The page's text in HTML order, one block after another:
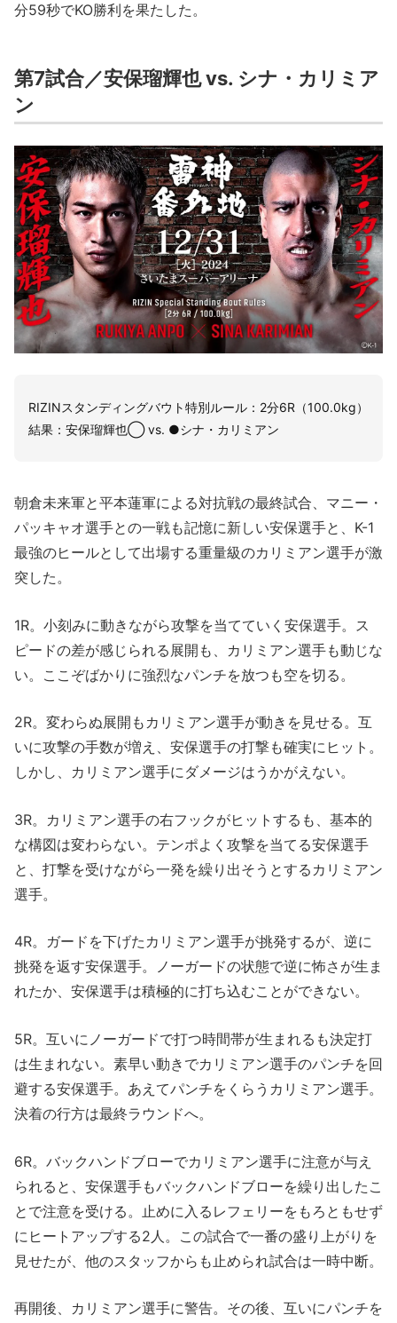
分59秒でKO勝利を果たした。
第7試合／安保瑠輝也 vs. シナ・カリミア
ン
RIZINスタンディングバウト特別ルール：2分6R（100.0kg）
結果：安保瑠輝也◯ vs. ●シナ・カリミアン
朝倉未来軍と平本蓮軍による対抗戦の最終試合、マニー・
パッキャオ選手との一戦も記憶に新しい安保選手と、K-1
最強のヒールとして出場する重量級のカリミアン選手が激
突した。
1R。小刻みに動きながら攻撃を当てていく安保選手。ス
ピードの差が感じられる展開も、カリミアン選手も動じな
い。ここぞばかりに強烈なパンチを放つも空を切る。
2R。変わらぬ展開もカリミアン選手が動きを見せる。互
いに攻撃の手数が増え、安保選手の打撃も確実にヒット。
しかし、カリミアン選手にダメージはうかがえない。
3R。カリミアン選手の右フックがヒットするも、基本的
な構図は変わらない。テンポよく攻撃を当てる安保選手
と、打撃を受けながら一発を繰り出そうとするカリミアン
選手。
4R。ガードを下げたカリミアン選手が挑発するが、逆に
挑発を返す安保選手。ノーガードの状態で逆に怖さが生ま
れたか、安保選手は積極的に打ち込むことができない。
5R。互いにノーガードで打つ時間帯が生まれるも決定打
は生まれない。素早い動きでカリミアン選手のパンチを回
避する安保選手。あえてパンチをくらうカリミアン選手。
決着の行方は最終ラウンドへ。
6R。バックハンドブローでカリミアン選手に注意が与え
られると、安保選手もバックハンドブローを繰り出したこ
とで注意を受ける。止めに入るレフェリーをもろともせず
にヒートアップする2人。この試合で一番の盛り上がりを
見せたが、他のスタッフからも止められ試合は一時中断。
再開後、カリミアン選手に警告。その後、互いにパンチを